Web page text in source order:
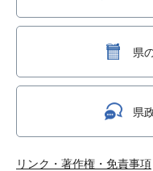
県
県
リンク・著作権・免責事項